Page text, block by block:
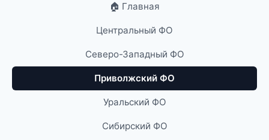
🏠 Главная
Центральный ФО
Северо-Западный ФО
Приволжский ФО
Уральский ФО
Сибирский ФО